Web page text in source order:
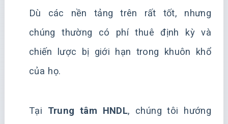
Dù các nền tảng trên rất tốt, nhưng
chúng thường có phí thuê định kỳ và
chiến lược bị giới hạn trong khuôn khổ
của họ.
Tại Trung tâm HNDL, chúng tôi hướng